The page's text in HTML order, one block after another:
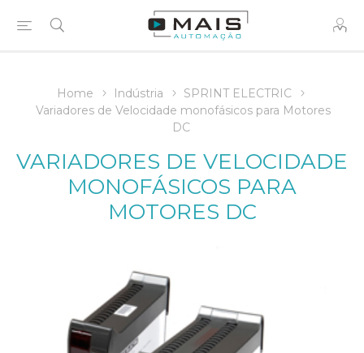
Home Indústria
SPRINT ELECTRIC
Variadores de Velocidade monofásicos para Motores
DC
VARIADORES DE VELOCIDADE
MONOFÁSICOS PARA
MOTORES DC